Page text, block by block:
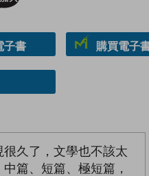
子書 購買電子
久了，文學也不該太
篇、短篇、極短篇，